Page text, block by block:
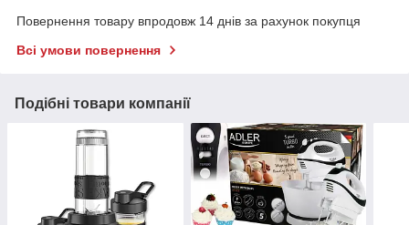
Повернення товару впродовж 14 днів за рахунок покупця
Всі умови повернення
Подібні товари компанії